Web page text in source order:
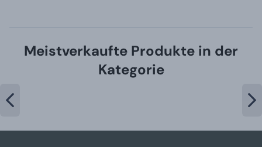
Meistverkaufte Produkte in der
Kategorie